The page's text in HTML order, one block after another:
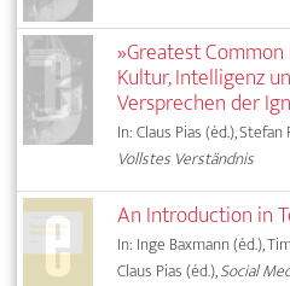
»Greatest
Kultur, Intelligenz
Versprechen der
In: Claus Pias (éd.), Stefan
Vollstes Verständnis
An Introduction in
In: Inge Baxmann (éd.),
Claus Pias (éd.),Social